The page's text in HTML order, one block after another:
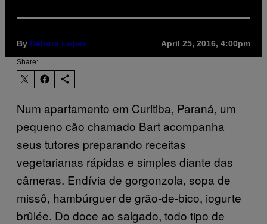
By Débora Lopes April 25, 2016, 4:00pm
Share:
Num apartamento em Curitiba, Paraná, um
pequeno cão chamado Bart acompanha
seus tutores preparando receitas
vegetarianas rápidas e simples diante das
câmeras. Endívia de gorgonzola, sopa de
missô, hambúrguer de grão-de-bico, iogurte
brûlée. Do doce ao salgado, todo tipo de